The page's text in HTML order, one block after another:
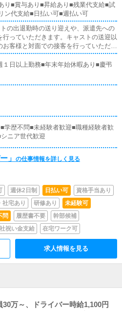
り■賞与あり■昇給あり■残業代支給■試
ン代支給■日払い可■週払い可
の出退勤時の送り迎えや、派遣先への
行っていただきます。キャストの送迎以
客様と対面での接客を行っていただき
案内時に、システムの説明や料金の受け
簡単な接客になります。最初は先輩ドラ
動し、業務の流れを覚えていただきま
掃を行っていただきます。キャストの
１日以上勤務■年末年始休暇あり■慶弔
学歴不問■未経験者歓迎■職種経験者歓
ニア世代歓迎
」 の仕事情報を詳しく見る
週休2日制 日払い可
資格手当あり
社宅あり 研修あり
未経験可
問 履歴書不要
幹部候補
祝い金支給 在宅ワーク可
求人情報を見る
30万～、ドライバー時給1,100円